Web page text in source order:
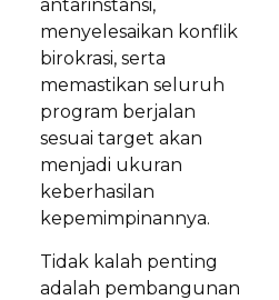
antarinstansi,
menyelesaikan konflik
birokrasi, serta
memastikan seluruh
program berjalan
sesuai target akan
menjadi ukuran
keberhasilan
kepemimpinannya.
Tidak kalah penting
adalah pembangunan